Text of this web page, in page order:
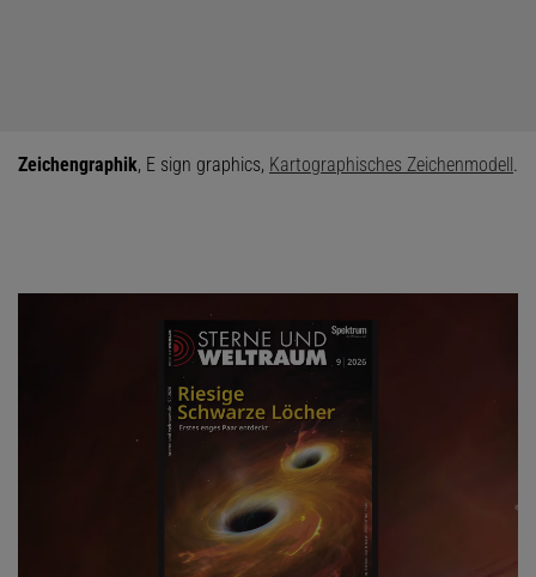
Zeichengraphik, E sign graphics, Kartographisches Zeichenmodell.